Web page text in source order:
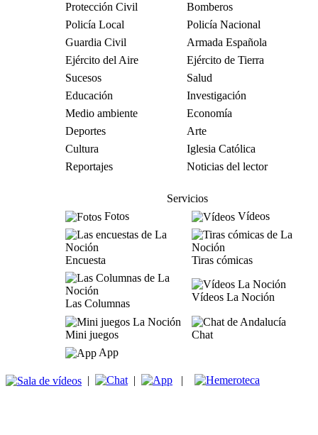
Protección Civil
Bomberos
Policía Local
Policía Nacional
Guardia Civil
Armada Española
Ejército del Aire
Ejército de Tierra
Sucesos
Salud
Educación
Investigación
Medio ambiente
Economía
Deportes
Arte
Cultura
Iglesia Católica
Reportajes
Noticias del lector
Servicios
Fotos
Vídeos
Encuesta Tiras cómicas
Las Columnas
Vídeos La Noción
Mini juegos
Chat
App
| | |